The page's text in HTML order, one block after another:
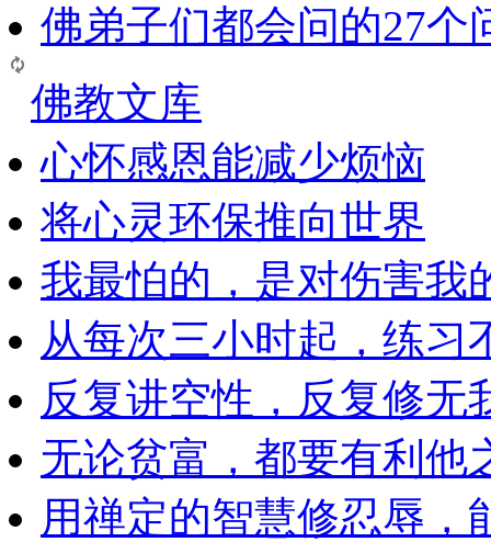
佛弟子们都会问的27个
佛教文库
心怀感恩能减少烦恼
将心灵环保推向世界
我最怕的，是对伤害我
从每次三小时起，练习
反复讲空性，反复修无
无论贫富，都要有利他
用禅定的智慧修忍辱，